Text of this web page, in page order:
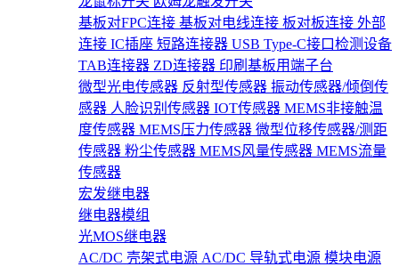
基板对FPC连接 基板对电线连接 板对板连接 外部
连接 IC插座 短路连接器 USB Type-C接口检测设备
TAB连接器 ZD连接器 印刷基板用端子台
微型光电传感器 反射型传感器 振动传感器/倾倒传
感器 人脸识别传感器 IOT传感器 MEMS非接触温
度传感器 MEMS压力传感器 微型位移传感器/测距
传感器 粉尘传感器 MEMS风量传感器 MEMS流量
传感器
宏发继电器
继电器模组
光MOS继电器
AC/DC 壳架式电源 AC/DC 导轨式电源 模块电源